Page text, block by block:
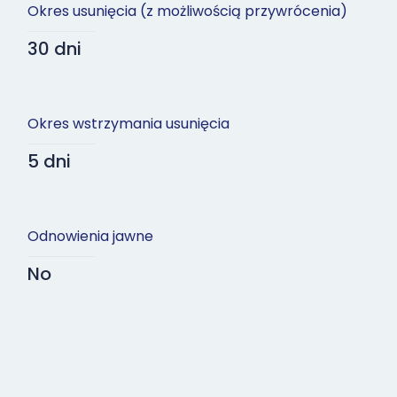
Okres usunięcia (z możliwością przywrócenia)
30 dni
Okres wstrzymania usunięcia
5 dni
Odnowienia jawne
No